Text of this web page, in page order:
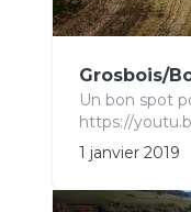
Grosbois/
Un bon spot
https://
1 janvier 2019